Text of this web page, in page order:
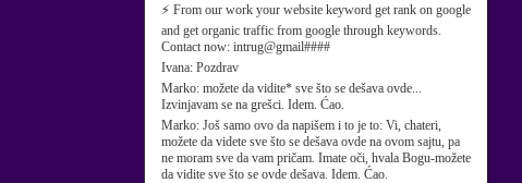
⚡ From our work your website keyword get rank on google
and get organic traffic from google through keywords.
Contact now: intrug@gmail####
Ivana: Pozdrav
Marko: možete da vidite* sve što se dešava ovde...
Izvinjavam se na grešci. Idem. Ćao.
Marko: Još samo ovo da napišem i to je to: Vi, chateri,
možete da videte sve što se dešava ovde na ovom sajtu, pa
ne moram sve da vam pričam. Imate oči, hvala Bogu-možete
da vidite sve što se ovde dešava. Idem. Ćao.